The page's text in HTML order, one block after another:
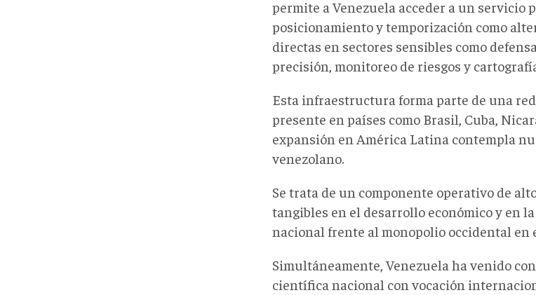
permite a Venezuela acceder a un servicio
posicionamiento y temporización como
directas en sectores sensibles como
precisión, monitoreo de riesgos y
Esta infraestructura forma parte de una
presente en países como Brasil, Cuba,
expansión en América Latina contempla
venezolano.
Se trata de un componente operativo de
tangibles en el desarrollo económico y en
nacional frente al monopolio occidental en
Simultáneamente, Venezuela ha venido
científica nacional con vocación